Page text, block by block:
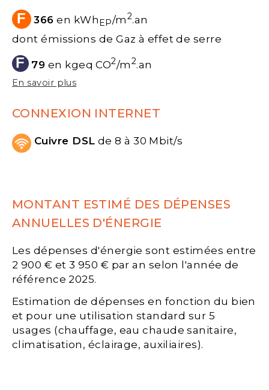
F 366 en kWhEP/m2.an
dont émissions de Gaz à effet de serre
F 79 en kgeq CO2/m2.an
En savoir plus
CONNEXION INTERNET
Cuivre DSL de 8 à 30 Mbit/s
MONTANT ESTIMÉ DES DÉPENSES
ANNUELLES D'ÉNERGIE
Les dépenses d'énergie sont estimées entre
2 900 € et 3 950 € par an selon l'année de
référence 2025.
Estimation de dépenses en fonction du bien
et pour une utilisation standard sur 5
usages (chauffage, eau chaude sanitaire,
climatisation, éclairage, auxiliaires).